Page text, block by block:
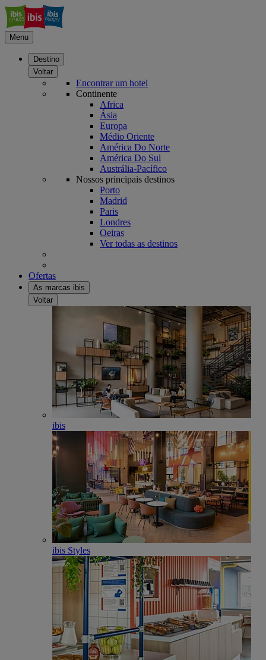
Menu
Destino
Voltar
Encontrar um hotel
Continente
Africa
Ásia
Europa
Médio Oriente
América Do Norte
América Do Sul
Austrália-Pacífico
Nossos principais destinos
Porto
Madrid
Paris
Londres
Oeiras
Ver todas as destinos
Ofertas
As marcas ibis
Voltar
ibis
ibis Styles